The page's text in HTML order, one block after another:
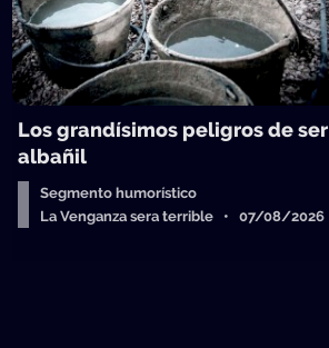
Los grandísimos peligros de ser
albañil
Segmento humorístico
La Venganza sera terrible • 07/08/2026